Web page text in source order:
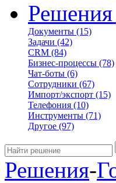
Решения
Документы (15)
Задачи (42)
CRM (84)
Бизнес-процессы (78)
Чат-боты (6)
Сотрудники (67)
Импорт/экспорт (15)
Телефония (10)
Инструменты (71)
Другое (97)
Решения-